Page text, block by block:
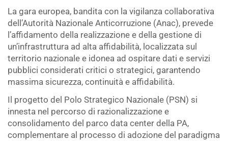
La gara europea, bandita con la vigilanza collaborativa
dell’Autorità Nazionale Anticorruzione (Anac), prevede
l’affidamento della realizzazione e della gestione di
un’infrastruttura ad alta affidabilità, localizzata sul
territorio nazionale e idonea ad ospitare dati e servizi
pubblici considerati critici o strategici, garantendo
massima sicurezza, continuità e affidabilità.
Il progetto del Polo Strategico Nazionale (PSN) si
innesta nel percorso di razionalizzazione e
consolidamento del parco data center della PA,
complementare al processo di adozione del paradigma